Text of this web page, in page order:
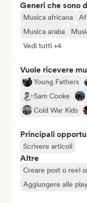
Generi che sono
Musica africana
Musica araba
Vedi tutti +4
Vuole ricevere
Young Fathers
Sam Cooke
Cold War Kids
Principali
Scrivere articoli
Altre
Creare post o reel
Aggiungere alle